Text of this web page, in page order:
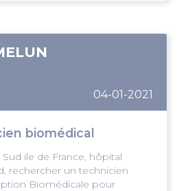
04-01-2021
biomédical
ile de France, hôpital
rechercher un technicien
Biomédicale pour